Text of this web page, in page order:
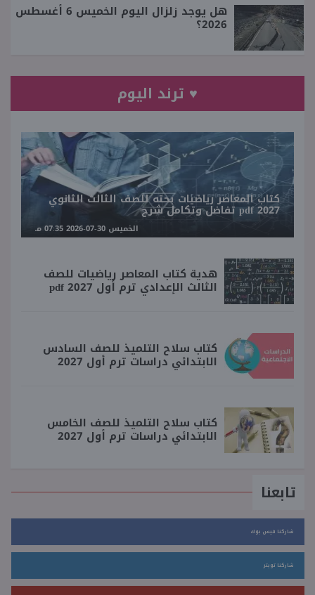
هل يوجد زلزال اليوم الخميس 6 أغسطس
2026؟
♥ ترند اليوم
كتاب المعاصر رياضيات بحته للصف الثالث الثانوي
2027 pdf تفاضل وتكامل شرح
الخميس 30-07-2026 07:35 مـ
هدية كتاب المعاصر رياضيات للصف
الثالث الإعدادي ترم أول 2027 pdf
كتاب سلاح التلميذ للصف السادس
الابتدائي دراسات ترم أول 2027
كتاب سلاح التلميذ للصف الخامس
الابتدائي دراسات ترم أول 2027
تابعنا
شاركنا فيس بوك
شاركنا تويتر